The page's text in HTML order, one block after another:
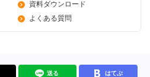
資料ダウンロード
よくある質問
送る はてぶ